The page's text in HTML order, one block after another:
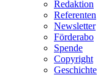
Redaktion
Referenten
Newsletter
Förderabo
Spende
Copyright
Geschichte